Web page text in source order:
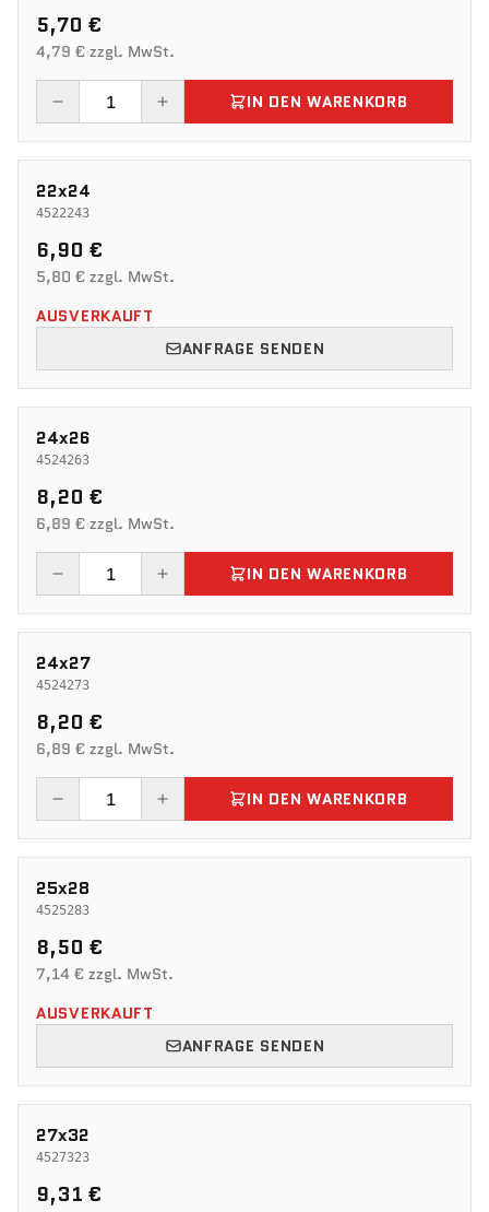
5,70 €
4,79 € zzgl. MwSt.
IN DEN WARENKORB
22x24
4522243
6,90 €
5,80 € zzgl. MwSt.
AUSVERKAUFT
ANFRAGE SENDEN
24x26
4524263
8,20 €
6,89 € zzgl. MwSt.
IN DEN WARENKORB
24x27
4524273
8,20 €
6,89 € zzgl. MwSt.
IN DEN WARENKORB
25x28
4525283
8,50 €
7,14 € zzgl. MwSt.
AUSVERKAUFT
ANFRAGE SENDEN
27x32
4527323
9,31 €